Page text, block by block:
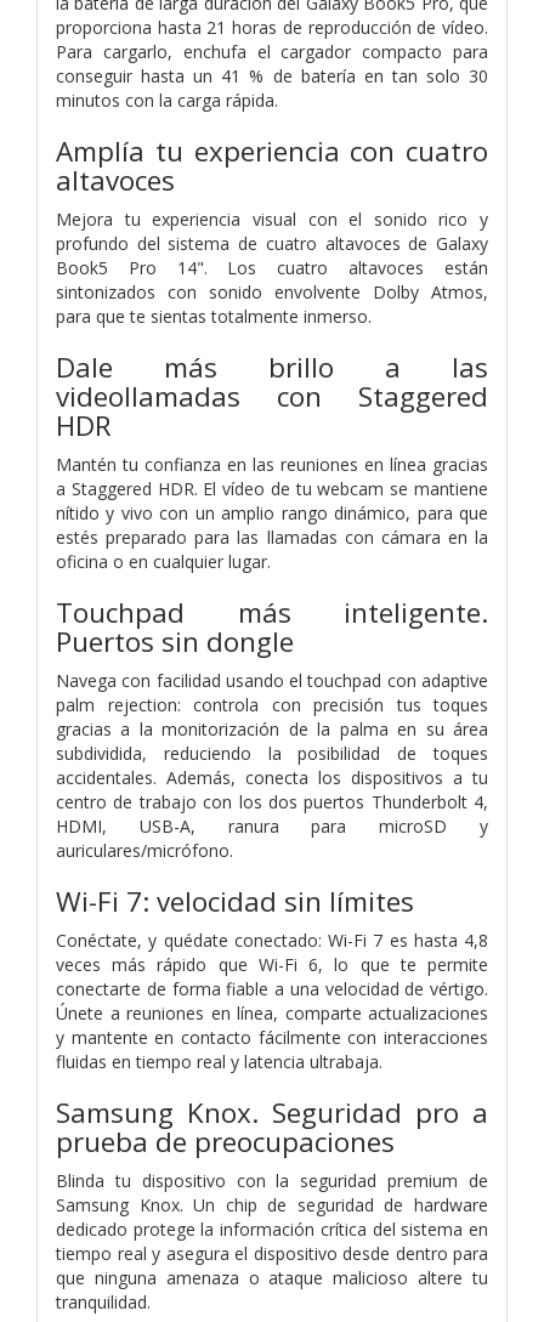
proporciona hasta 21 horas de reproducción de vídeo.
Para cargarlo, enchufa el cargador compacto para
conseguir hasta un 41 % de batería en tan solo 30
minutos con la carga rápida.
Amplía tu experiencia con cuatro
altavoces
Mejora tu experiencia visual con el sonido rico y
profundo del sistema de cuatro altavoces de Galaxy
Book5 Pro 14". Los cuatro altavoces están
sintonizados con sonido envolvente Dolby Atmos,
para que te sientas totalmente inmerso.
Dale más brillo a las
videollamadas con Staggered
HDR
Mantén tu confianza en las reuniones en línea gracias
a Staggered HDR. El vídeo de tu webcam se mantiene
nítido y vivo con un amplio rango dinámico, para que
estés preparado para las llamadas con cámara en la
oficina o en cualquier lugar.
Touchpad más inteligente.
Puertos sin dongle
Navega con facilidad usando el touchpad con adaptive
palm rejection: controla con precisión tus toques
gracias a la monitorización de la palma en su área
subdividida, reduciendo la posibilidad de toques
accidentales. Además, conecta los dispositivos a tu
centro de trabajo con los dos puertos Thunderbolt 4,
HDMI, USB-A, ranura para microSD y
auriculares/micrófono.
Wi-Fi 7: velocidad sin límites
Conéctate, y quédate conectado: Wi-Fi 7 es hasta 4,8
veces más rápido que Wi-Fi 6, lo que te permite
conectarte de forma fiable a una velocidad de vértigo.
Únete a reuniones en línea, comparte actualizaciones
y mantente en contacto fácilmente con interacciones
fluidas en tiempo real y latencia ultrabaja.
Samsung Knox. Seguridad pro a
prueba de preocupaciones
Blinda tu dispositivo con la seguridad premium de
Samsung Knox. Un chip de seguridad de hardware
dedicado protege la información crítica del sistema en
tiempo real y asegura el dispositivo desde dentro para
que ninguna amenaza o ataque malicioso altere tu
tranquilidad.